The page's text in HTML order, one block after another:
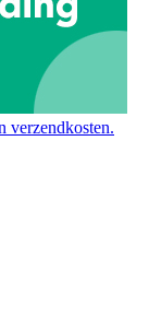
verzendkosten.